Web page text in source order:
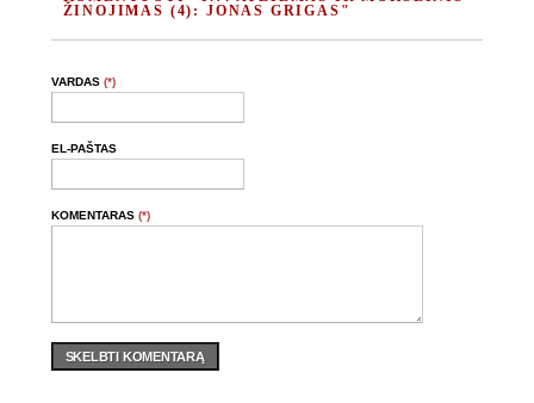
ŽINOJIMAS (4): JONAS GRIGAS"
VARDAS (*)
EL-PAŠTAS
KOMENTARAS (*)
SKELBTI KOMENTARĄ